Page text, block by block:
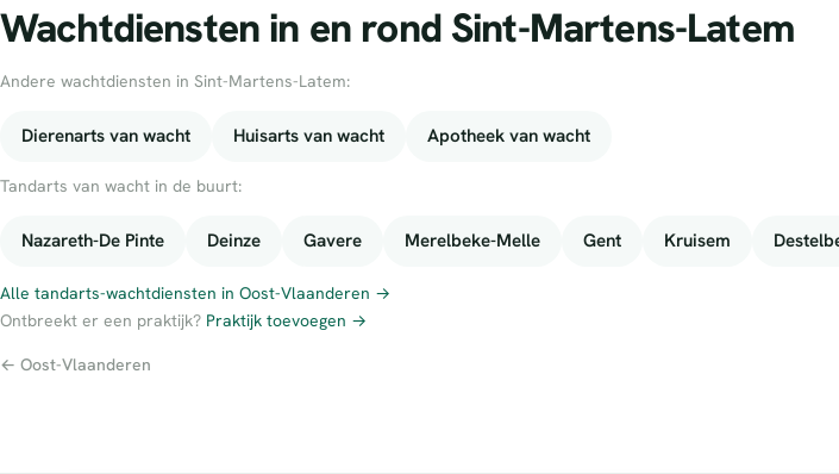
Wachtdiensten in en rond Sint-Martens-Latem
Andere wachtdiensten in Sint-Martens-Latem:
Dierenarts van wacht Huisarts van wacht Apotheek van wacht
Tandarts van wacht in de buurt:
Nazareth-De Pinte Deinze Gavere Merelbeke-Melle Gent Kruisem
Alle tandarts-wachtdiensten in Oost-Vlaanderen →
Ontbreekt er een praktijk? Praktijk toevoegen →
← Oost-Vlaanderen